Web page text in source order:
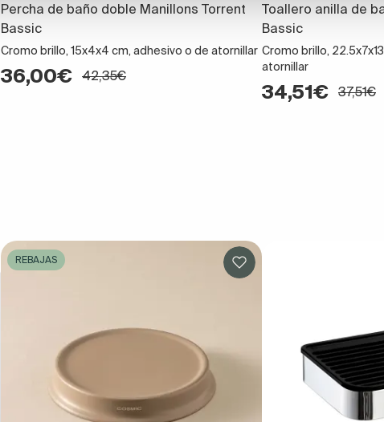
Percha de baño doble Manillons Torrent
Bassic
Cromo brillo, 15x4x4 cm, adhesivo o de atornillar
36,00€ 42,35€
Toallero anilla de
Bassic
Cromo brillo,
atornillar
34,51€ 37,51€
REBAJAS